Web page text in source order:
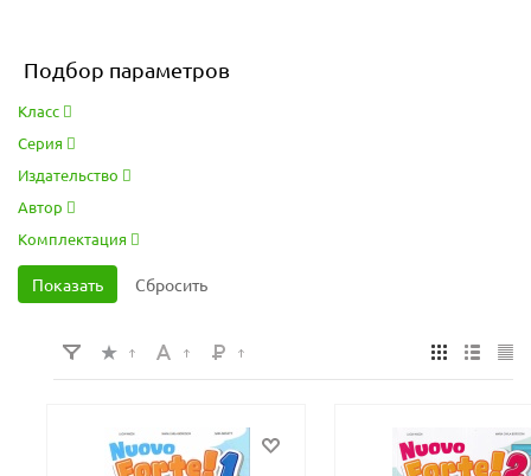
Подбор параметров
Класс
Серия
Издательство
Автор
Комплектация